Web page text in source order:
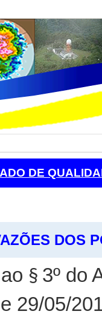
DE
DOS
§ 3º do
29/05/